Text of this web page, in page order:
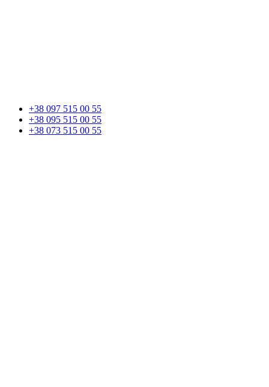
+38 097 515 00 55
+38 095 515 00 55
+38 073 515 00 55